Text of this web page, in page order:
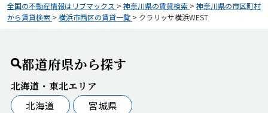
全国の不動産情報はリブマックス > 神奈川県の賃貸検索 > 神奈川県の市区町村
から賃貸検索 > 横浜市西区の賃貸一覧 > クラリッサ横浜WEST
都道府県から探す
北海道・東北エリア
北海道
宮城県